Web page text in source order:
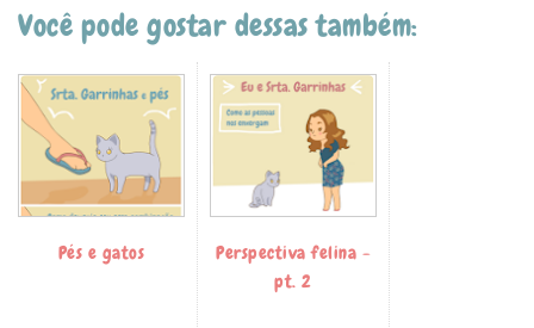
Você pode gostar dessas também:
Pés e gatos
Perspectiva felina -
pt. 2